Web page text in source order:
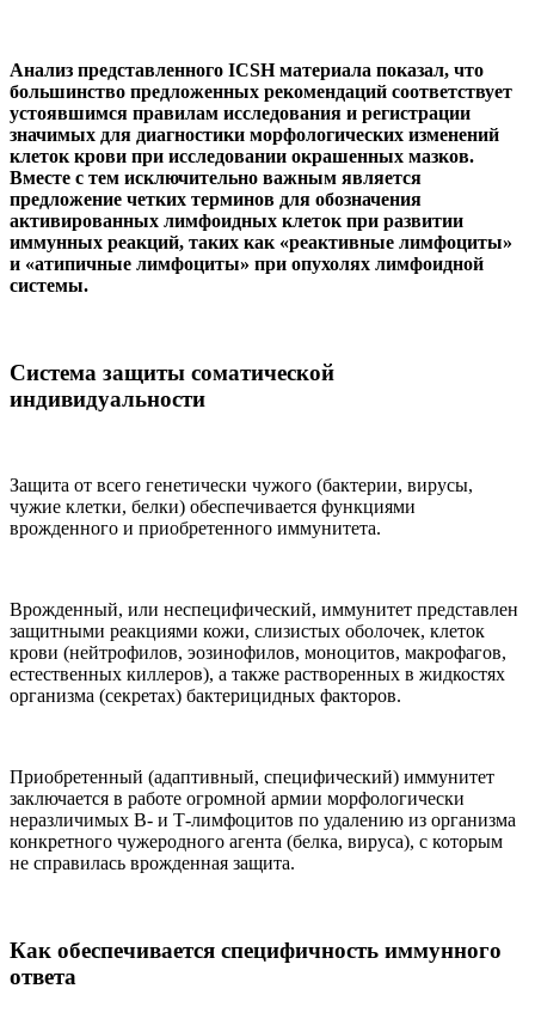
Анализ представленного ICSH материала показал, что
большинство предложенных рекомендаций соответствует
устоявшимся правилам исследования и регистрации
значимых для диагностики морфологических изменений
клеток крови при исследовании окрашенных мазков.
Вместе с тем исключительно важным является
предложение четких терминов для обозначения
активированных лимфоидных клеток при развитии
иммунных реакций, таких как «реактивные лимфоциты»
и «атипичные лимфоциты» при опухолях лимфоидной
системы.
Система защиты соматической
индивидуальности
Защита от всего генетически чужого (бактерии, вирусы,
чужие клетки, белки) обеспечивается функциями
врожденного и приобретенного иммунитета.
Врожденный, или неспецифический, иммунитет представлен
защитными реакциями кожи, слизистых оболочек, клеток
крови (нейтрофилов, эозинофилов, моноцитов, макрофагов,
естественных киллеров), а также растворенных в жидкостях
организма (секретах) бактерицидных факторов.
Приобретенный (адаптивный, специфический) иммунитет
заключается в работе огромной армии морфологически
неразличимых В- и Т-лимфоцитов по удалению из организма
конкретного чужеродного агента (белка, вируса), с которым
не справилась врожденная защита.
Как обеспечивается специфичность иммунного
ответа